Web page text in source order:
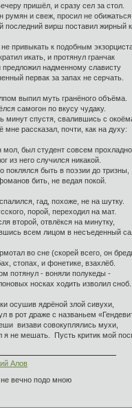
пришёл, и сразу сел за стол.
румян и свеж, просил не
последний вирш поставил жирный
привыкать к подобным
икать, и протянул гранчак
предложил надменному слависту
первак за запах не серчать.
выпил муть гранёного объёма.
самогон по вкусу чудаку.
минут спустя, свалившись с
мне рассказал, почти, как на духу:
мол, был студент совсем
из него случился никакой.
поклялся быть в поэзии до тризны,
бить, не ведая покой.
гад, похоже, не на шутку.
порой, переходил на мат.
второй, отвлёкся на минутку,
всем лицом в несъеденный
во сне (скорей всего, он
стопах, и фонетике, взахлёб.
потянул - воняли полукеды -
носках ходить изволил сноб.
осушив ядрёной злой сивухи,
в рот драже с названьем
визави совокуплялись мухи,
я не мешать. Пусть критик мой
Алов
не вечно подо мною